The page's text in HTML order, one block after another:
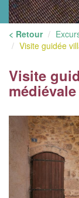
< Retour
Visite guidée
Visite
médiévale